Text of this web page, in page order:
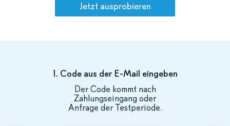
Jetzt ausprobieren
1. Code aus der E-Mail eingeben
Der Code kommt nach
Zahlungseingang oder
Anfrage der Testperiode.